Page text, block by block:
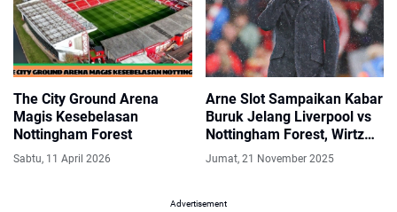
The City Ground Arena
Magis Kesebelasan
Nottingham Forest
Sabtu, 11 April 2026
Arne Slot Sampaikan Kabar
Buruk Jelang Liverpool vs
Nottingham Forest, Wirtz
Dipastikan Absen!
Jumat, 21 November 2025
Advertisement